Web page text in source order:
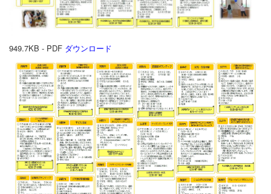
949.7KB - PDF ダウンロード